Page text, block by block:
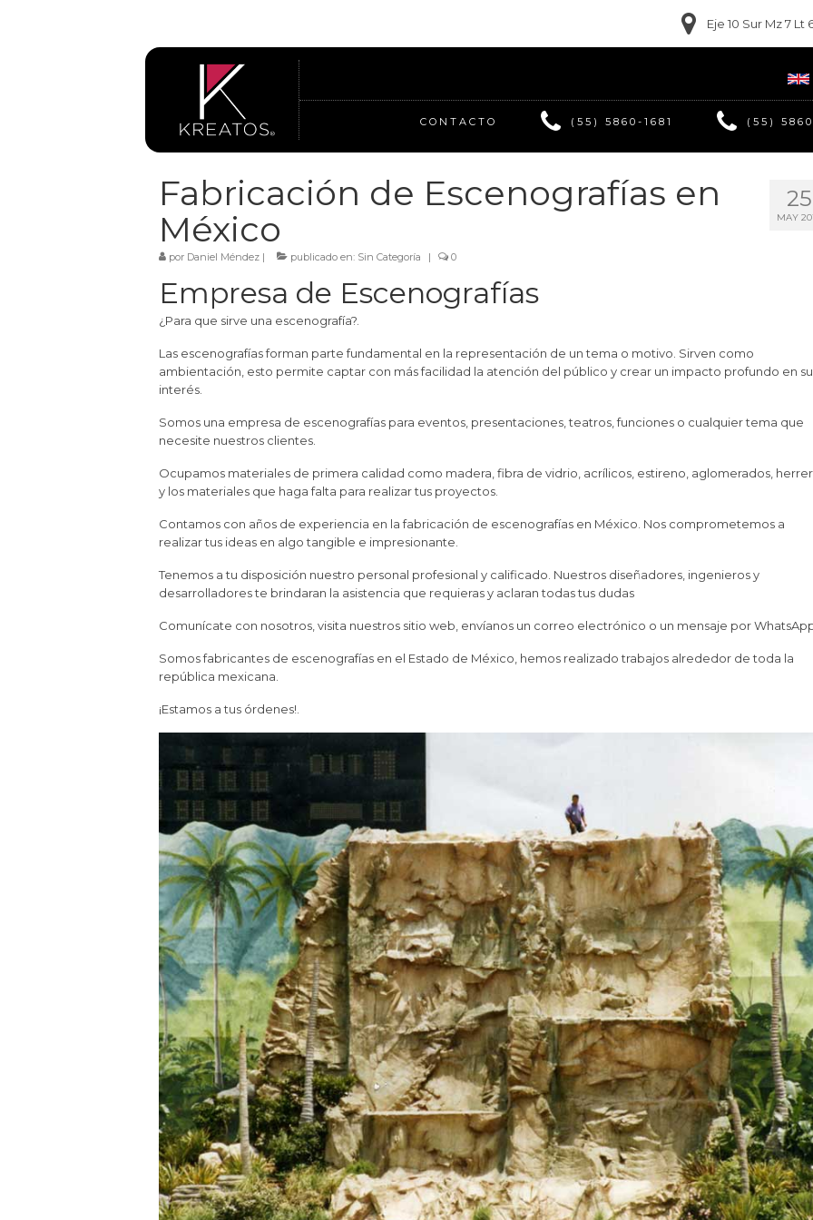
Eje 10 Sur Mz 7
CONTACTO (55) 5860-1681 (55)
25
MAY
Fabricación de Escenografías en
México
por Daniel Méndez | publicado en: Sin Categoría | 0
Empresa de Escenografías
¿Para que sirve una escenografía?.
Las escenografías forman parte fundamental en la representación de un tema o motivo. Sirven como
ambientación, esto permite captar con más facilidad la atención del público y crear un impacto profundo en su
interés.
Somos una empresa de escenografías para eventos, presentaciones, teatros, funciones o cualquier tema que
necesite nuestros clientes.
Ocupamos materiales de primera calidad como madera, fibra de vidrio, acrílicos, estireno, aglomerados,
y los materiales que haga falta para realizar tus proyectos.
Contamos con años de experiencia en la fabricación de escenografías en México. Nos comprometemos a
realizar tus ideas en algo tangible e impresionante.
Tenemos a tu disposición nuestro personal profesional y calificado. Nuestros diseñadores, ingenieros y
desarrolladores te brindaran la asistencia que requieras y aclaran todas tus dudas
Comunícate con nosotros, visita nuestros sitio web, envíanos un correo electrónico o un mensaje por
Somos fabricantes de escenografías en el Estado de México, hemos realizado trabajos alrededor de toda la
república mexicana.
¡Estamos a tus órdenes!.